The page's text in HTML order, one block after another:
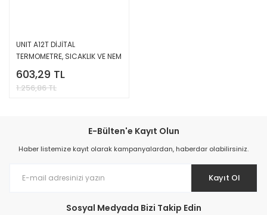
UNIT A12T DİJİTAL
TERMOMETRE, SICAKLIK VE NEM
ÖLÇÜM CİHAZI
603,29 TL
1.256,86 TL
E-Bülten'e Kayıt Olun
Haber listemize kayıt olarak kampanyalardan, haberdar olabilirsiniz.
Kayıt Ol
Sosyal Medyada Bizi Takip Edin